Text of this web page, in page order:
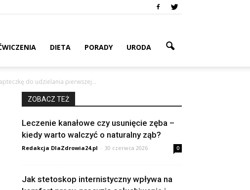
DIETA PORADY URODA
do udzielania pierwszej...
ZOBACZ TEŻ
Leczenie kanałowe czy usunięcie zęba –
kiedy warto walczyć o naturalny ząb?
Redakcja DlaZdrowia24.pl - 30 czerwca 2026 0
Jak stetoskop internistyczny wpływa na